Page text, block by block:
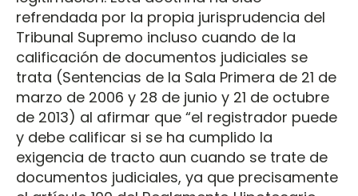
refrendada por la propia jurisprudencia del
Tribunal Supremo incluso cuando de la
calificación de documentos judiciales se
trata (Sentencias de la Sala Primera de 21 de
marzo de 2006 y 28 de junio y 21 de octubre
de 2013) al afirmar que “el registrador puede
y debe calificar si se ha cumplido la
exigencia de tracto aun cuando se trate de
documentos judiciales, ya que precisamente